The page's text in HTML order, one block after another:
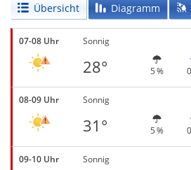
Übersicht Diagramm
07-08 Uhr Sonnig
28° 5 %
08-09 Uhr Sonnig
31° 5 %
09-10 Uhr Sonnig